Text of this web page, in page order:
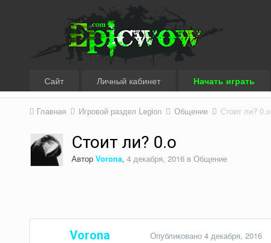
Сайт Личный кабинет Начать играть
Главная Игровой раздел Legion Общение Стоит ли? 0.о
Стоит ли? 0.о
Автор Vorona, 4 декабря, 2016в Общение
Vorona Опубликовано 4 декабря, 2016